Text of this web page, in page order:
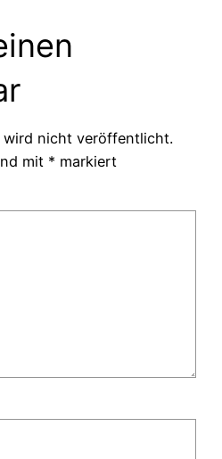
wird nicht veröffentlicht.
mit * markiert